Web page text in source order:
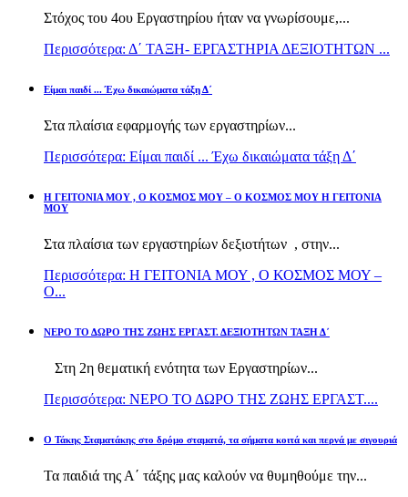
Στόχος του 4ου Εργαστηρίου ήταν να γνωρίσουμε,...
Περισσότερα: Δ΄ ΤΑΞΗ- ΕΡΓΑΣΤΗΡΙΑ ΔΕΞΙΟΤΗΤΩΝ ...
Είμαι παιδί ... Έχω δικαιώματα τάξη Δ΄
Στα πλαίσια εφαρμογής των εργαστηρίων...
Περισσότερα: Είμαι παιδί ... Έχω δικαιώματα τάξη Δ΄
Η ΓΕΙΤΟΝΙΑ ΜΟΥ , Ο ΚΟΣΜΟΣ ΜΟΥ – Ο ΚΟΣΜΟΣ ΜΟΥ Η ΓΕΙΤΟΝΙΑ
ΜΟΥ
Στα πλαίσια των εργαστηρίων δεξιοτήτων , στην...
Περισσότερα: Η ΓΕΙΤΟΝΙΑ ΜΟΥ , Ο ΚΟΣΜΟΣ ΜΟΥ –
Ο...
ΝΕΡΟ ΤΟ ΔΩΡΟ ΤΗΣ ΖΩΗΣ ΕΡΓΑΣΤ. ΔΕΞΙΟΤΗΤΩΝ ΤΑΞΗ Δ΄
Στη 2η θεματική ενότητα των Εργαστηρίων...
Περισσότερα: ΝΕΡΟ ΤΟ ΔΩΡΟ ΤΗΣ ΖΩΗΣ ΕΡΓΑΣΤ....
Ο Τάκης Σταματάκης στο δρόμο σταματά, τα σήματα κοιτά και περνά με σιγουριά
Τα παιδιά της Α΄ τάξης μας καλούν να θυμηθούμε την...